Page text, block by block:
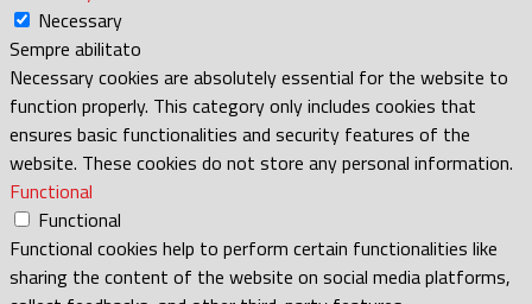
Necessary
Sempre abilitato
Necessary cookies are absolutely essential for the website to
function properly. This category only includes cookies that
ensures basic functionalities and security features of the
website. These cookies do not store any personal information.
Functional
Functional
Functional cookies help to perform certain functionalities like
sharing the content of the website on social media platforms,